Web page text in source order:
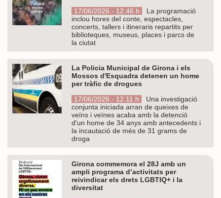
17/06/2026 - 12.46 h
La programació
inclou hores del conte, espectacles,
concerts, tallers i itineraris repartits per
biblioteques, museus, places i parcs de
la ciutat
La Policia Municipal de Girona i els
Mossos d'Esquadra detenen un home
per tràfic de drogues
17/06/2026 - 12.11 h
Una investigació
conjunta iniciada arran de queixes de
veïns i veïnes acaba amb la detenció
d'un home de 34 anys amb antecedents i
la incautació de més de 31 grams de
droga
Girona commemora el 28J amb un
ampli programa d’activitats per
reivindicar els drets LGBTIQ+ i la
diversitat